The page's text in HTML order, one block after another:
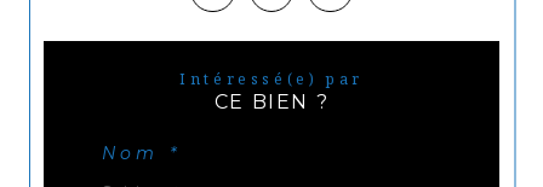
Intéressé(e) par
CE BIEN ?
Nom *